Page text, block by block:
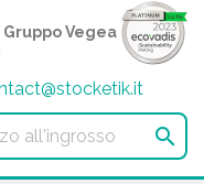
Gruppo Vegea
